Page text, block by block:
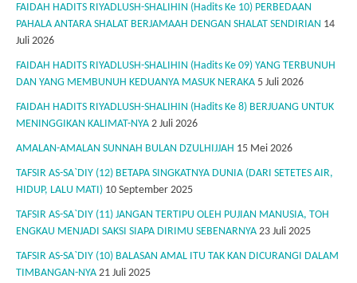
FAIDAH HADITS RIYADLUSH-SHALIHIN (Hadits Ke 10) PERBEDAAN
PAHALA ANTARA SHALAT BERJAMAAH DENGAN SHALAT SENDIRIAN 14
Juli 2026
FAIDAH HADITS RIYADLUSH-SHALIHIN (Hadits Ke 09) YANG TERBUNUH
DAN YANG MEMBUNUH KEDUANYA MASUK NERAKA 5 Juli 2026
FAIDAH HADITS RIYADLUSH-SHALIHIN (Hadits Ke 8) BERJUANG UNTUK
MENINGGIKAN KALIMAT-NYA 2 Juli 2026
AMALAN-AMALAN SUNNAH BULAN DZULHIJJAH 15 Mei 2026
TAFSIR AS-SA`DIY (12) BETAPA SINGKATNYA DUNIA (DARI SETETES AIR,
HIDUP, LALU MATI) 10 September 2025
TAFSIR AS-SA`DIY (11) JANGAN TERTIPU OLEH PUJIAN MANUSIA, TOH
ENGKAU MENJADI SAKSI SIAPA DIRIMU SEBENARNYA 23 Juli 2025
TAFSIR AS-SA`DIY (10) BALASAN AMAL ITU TAK KAN DICURANGI DALAM
TIMBANGAN-NYA 21 Juli 2025